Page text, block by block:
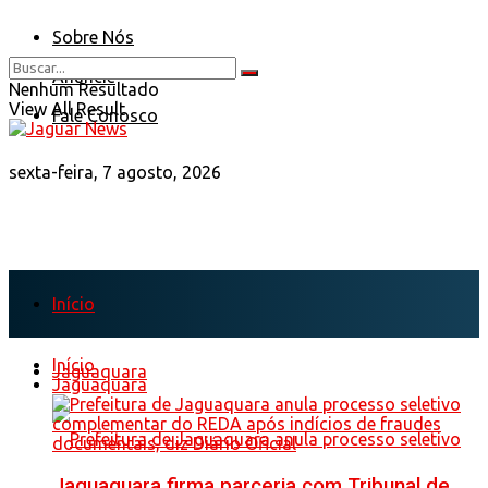
Sobre Nós
Anuncie
Fale Conosco
sexta-feira, 7 agosto, 2026
Nenhum Resultado
View All Result
Início
Jaguaquara
Início
Jaguaquara